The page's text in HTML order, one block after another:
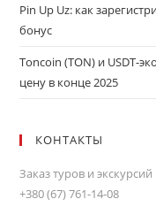
Pin Up Uz: как
бонус
Toncoin (TON) и USDT-
цену в конце 2025
КОНТАКТЫ
Заказ туров и
+380 (67) 761-14-08